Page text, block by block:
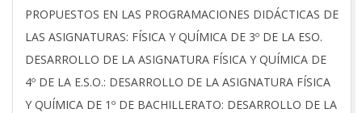
PROPUESTOS EN LAS PROGRAMACIONES DIDÁCTICAS DE
LAS ASIGNATURAS: FÍSICA Y QUÍMICA DE 3º DE LA ESO.
DESARROLLO DE LA ASIGNATURA FÍSICA Y QUÍMICA DE
4º DE LA E.S.O.: DESARROLLO DE LA ASIGNATURA FÍSICA
Y QUÍMICA DE 1º DE BACHILLERATO: DESARROLLO DE LA